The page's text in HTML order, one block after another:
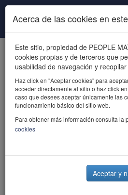
Pasar al contenido principal
powered by
Acerca de las cookies en
Este sitio, propiedad de PEOPLE
cookies propias y de terceros que
usabilidad de navegación y
Haz click en "Aceptar cookies" para
acceder directamente al sitio o haz click
caso que desees aceptar únicamente las
funcionamiento básico del sitio web.
Para obtener más información consulta la
cookies
Aceptar y